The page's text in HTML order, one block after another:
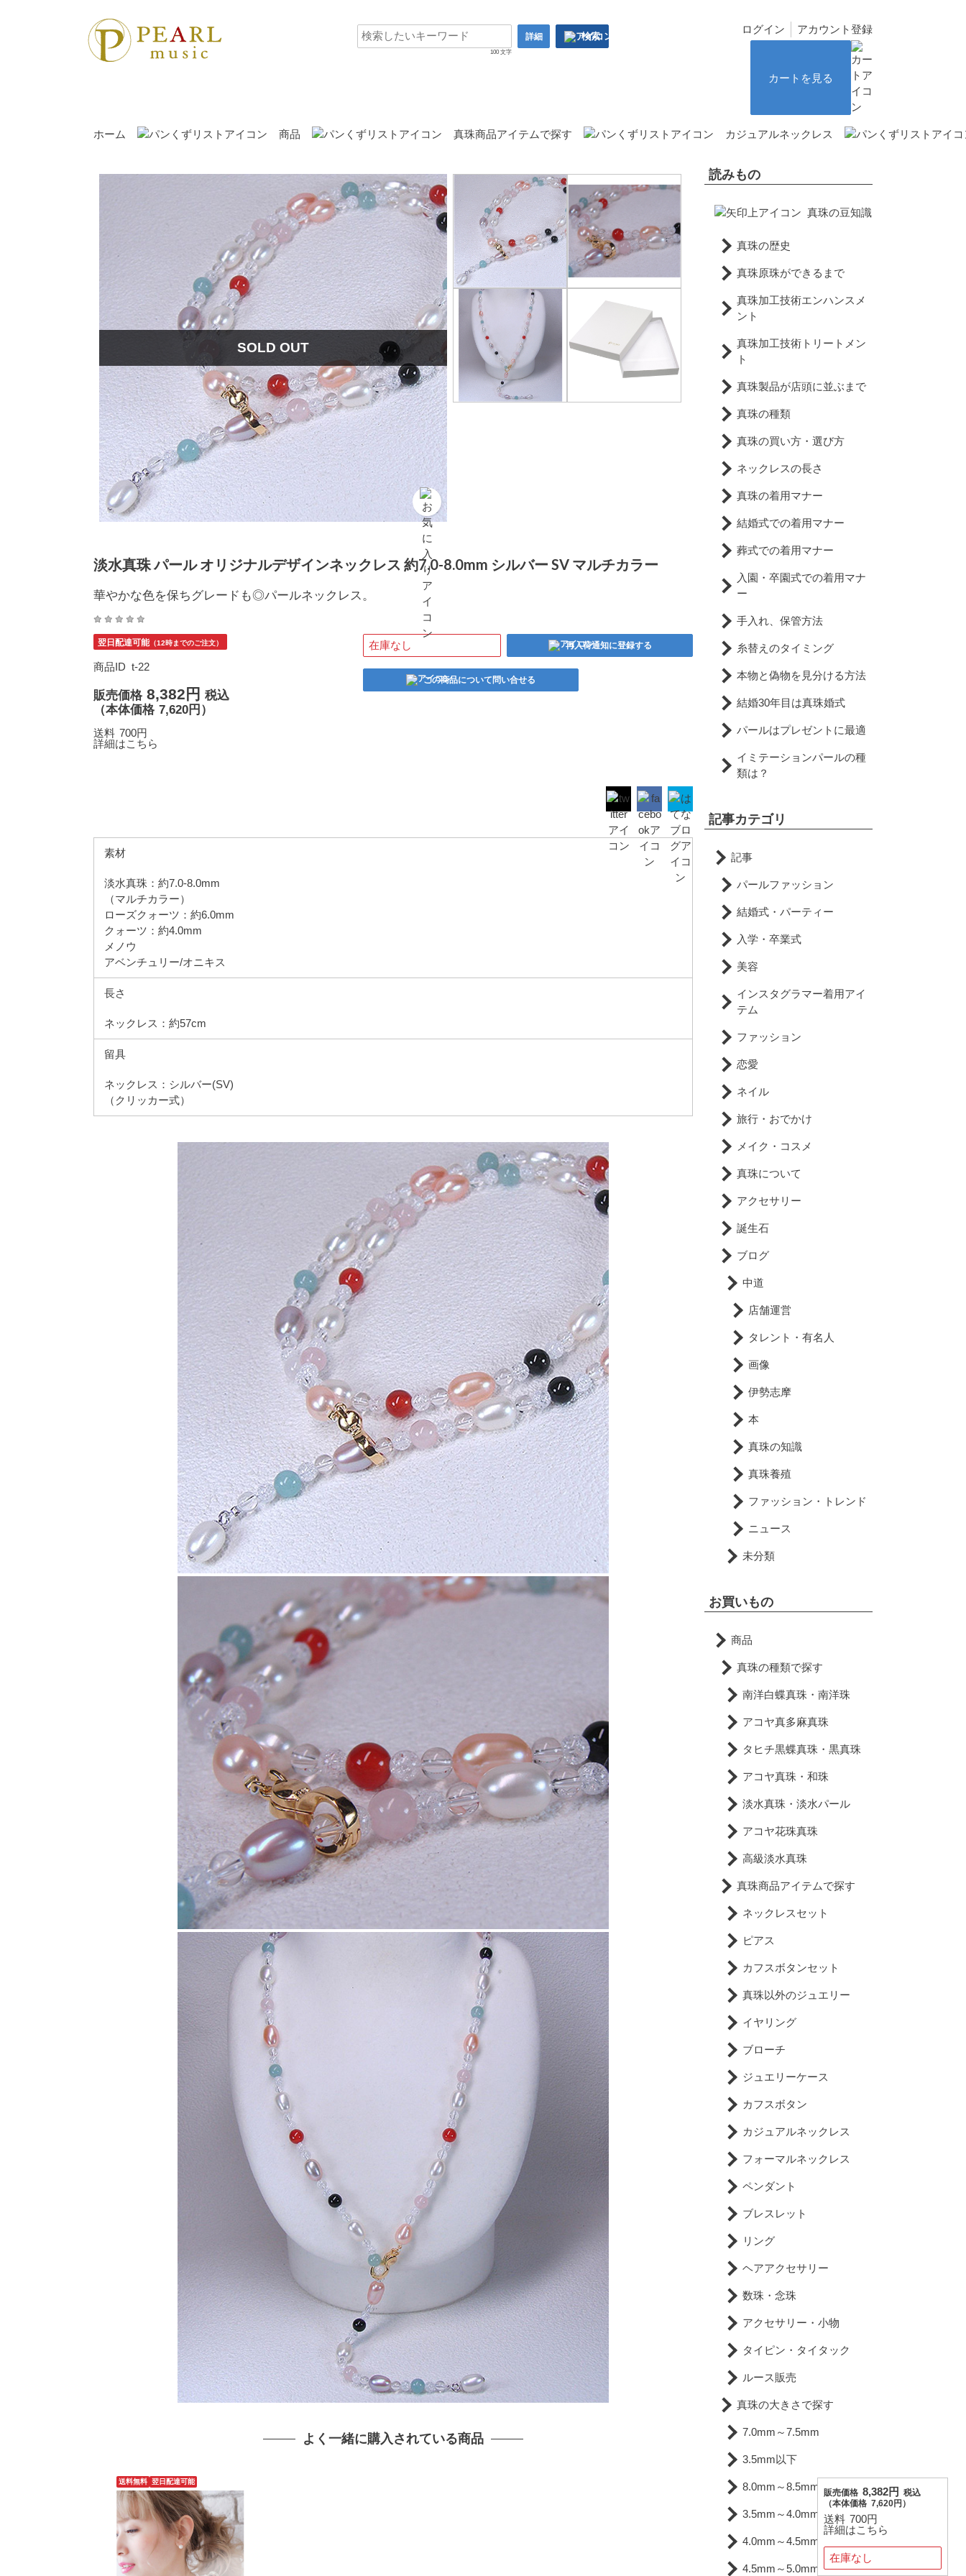
100 文字
詳細 検索
ログイン アカウント登録
カートを見る
ホーム 商品 真珠商品アイテムで探す カジュアルネックレス
SOLD OUT
淡水真珠 パール オリジナルデザインネックレス 約7.0-8.0mm シルバー SV マルチカラー
華やかな色を保ちグレードも◎パールネックレス。
翌日配達可能（12時までのご注文）
商品ID t-22
販売価格 8,382円 税込
（本体価格 7,620円）
送料 700円
詳細はこちら
在庫なし 再入荷通知に登録する
この商品について問い合せる
素材
淡水真珠：約7.0-8.0mm
（マルチカラー）
ローズクォーツ：約6.0mm
クォーツ：約4.0mm
メノウ
アベンチュリー/オニキス
長さ
ネックレス：約57cm
留具
ネックレス：シルバー(SV)
（クリッカー式）
よく一緒に購入されている商品
送料無料 翌日配達可能
読みもの
真珠の豆知識
真珠の歴史
真珠原珠ができるまで
真珠加工技術エンハンスメ
ント
真珠加工技術トリートメン
ト
真珠製品が店頭に並ぶまで
真珠の種類
真珠の買い方・選び方
ネックレスの長さ
真珠の着用マナー
結婚式での着用マナー
葬式での着用マナー
入園・卒園式での着用マナ
ー
手入れ、保管方法
糸替えのタイミング
本物と偽物を見分ける方法
結婚30年目は真珠婚式
パールはプレゼントに最適
イミテーションパールの種
類は？
記事カテゴリ
記事
パールファッション
結婚式・パーティー
入学・卒業式
美容
インスタグラマー着用アイ
テム
ファッション
恋愛
ネイル
旅行・おでかけ
メイク・コスメ
真珠について
アクセサリー
誕生石
ブログ
中道
店舗運営
タレント・有名人
画像
伊勢志摩
本
真珠の知識
真珠養殖
ファッション・トレンド
ニュース
未分類
お買いもの
商品
真珠の種類で探す
南洋白蝶真珠・南洋珠
アコヤ真多麻真珠
タヒチ黒蝶真珠・黒真珠
アコヤ真珠・和珠
淡水真珠・淡水パール
アコヤ花珠真珠
高級淡水真珠
真珠商品アイテムで探す
ネックレスセット
ピアス
カフスボタンセット
真珠以外のジュエリー
イヤリング
ブローチ
ジュエリーケース
カフスボタン
カジュアルネックレス
フォーマルネックレス
ペンダント
ブレスレット
リング
ヘアアクセサリー
数珠・念珠
アクセサリー・小物
タイピン・タイタック
ルース販売
真珠の大きさで探す
7.0mm～7.5mm
3.5mm以下
8.0mm～8.5mm
3.5mm～4.0mm
4.0mm～4.5mm
4.5mm～5.0mm
販売価格 8,382円 税込
（本体価格 7,620円）
送料 700円
詳細はこちら
在庫なし